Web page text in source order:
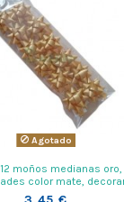
Agotado
moños medianas oro,
color mate,
regalos elegantes